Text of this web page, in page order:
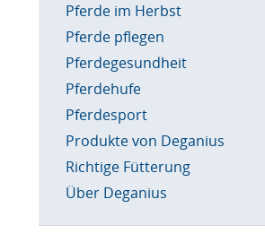
Pferde im Herbst
Pferde pflegen
Pferdegesundheit
Pferdehufe
Pferdesport
Produkte von Deganius
Richtige Fütterung
Über Deganius